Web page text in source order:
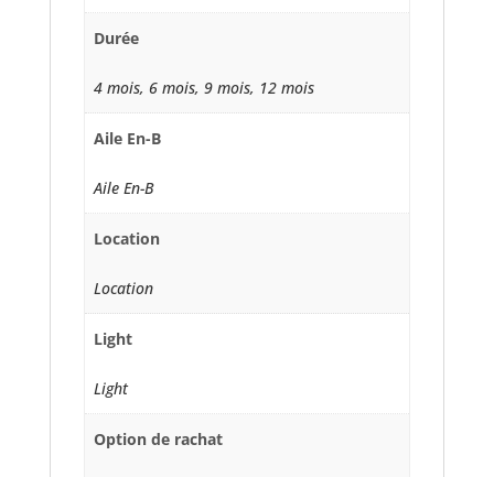
Durée
4 mois, 6 mois, 9 mois, 12 mois
Aile En-B
Aile En-B
Location
Location
Light
Light
Option de rachat